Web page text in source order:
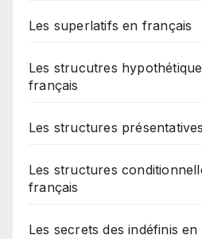
Les superlatifs en français
Les strucutres
français
Les structures
Les structures
français
Les secrets des indéfinis